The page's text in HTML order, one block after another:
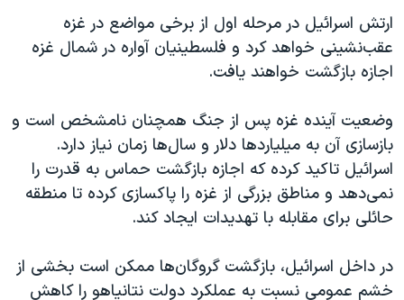
ارتش اسرائیل در مرحله اول از برخی مواضع در غزه
عقب‌نشینی خواهد کرد و فلسطینیان آواره در شمال غزه
اجازه بازگشت خواهند یافت.
وضعیت آینده غزه پس از جنگ همچنان نامشخص است و
بازسازی آن به میلیاردها دلار و سال‌ها زمان نیاز دارد.
اسرائیل تاکید کرده که اجازه بازگشت حماس به قدرت را
نمی‌دهد و مناطق بزرگی از غزه را پاکسازی کرده تا منطقه
حائلی برای مقابله با تهدیدات ایجاد کند.
در داخل اسرائیل، بازگشت گروگان‌ها ممکن است بخشی از
خشم عمومی نسبت به عملکرد دولت نتانیاهو را کاهش